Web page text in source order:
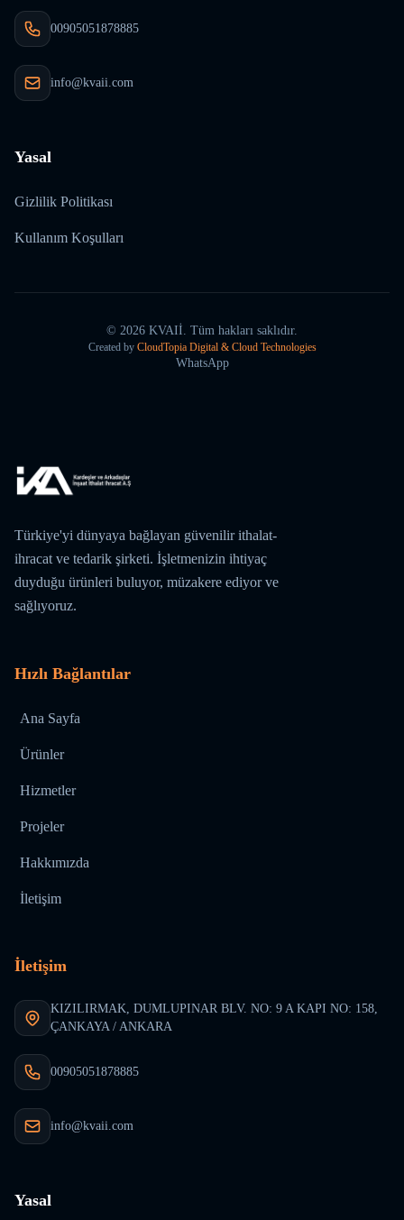
00905051878885
info@kvaii.com
Yasal
Gizlilik Politikası
Kullanım Koşulları
© 2026 KVAIİ. Tüm hakları saklıdır.
Created by CloudTopia Digital & Cloud Technologies
WhatsApp
Türkiye'yi dünyaya bağlayan güvenilir ithalat-
ihracat ve tedarik şirketi. İşletmenizin ihtiyaç
duyduğu ürünleri buluyor, müzakere ediyor ve
sağlıyoruz.
Hızlı Bağlantılar
Ana Sayfa
Ürünler
Hizmetler
Projeler
Hakkımızda
İletişim
İletişim
KIZILIRMAK, DUMLUPINAR BLV. NO: 9 A KAPI NO: 158,
ÇANKAYA / ANKARA
00905051878885
info@kvaii.com
Yasal